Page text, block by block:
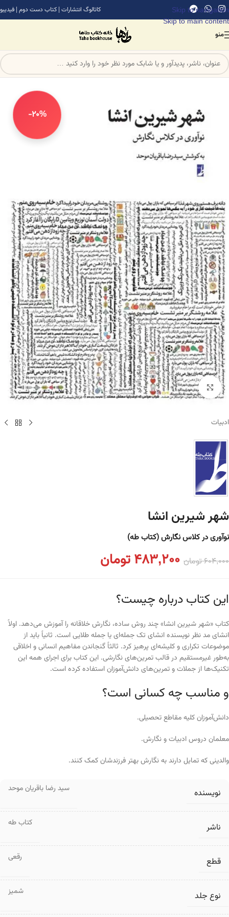
Skip to navigation
Skip to main content
کاتالوگ انتشارات | کتاب دست دوم | فیدیبو
منو
-20%
برای بزرگنمایی کلیک کنید
ادبیات
شهر شیرین انشا
نوآوری در کلاس نگارش (کتاب طه)
604,000تومان 483,200تومان
این کتاب درباره چیست؟
کتاب «شهر شیرین انشا» چند روش ساده، نگارش خلاقانه را آموزش می‌دهد. اولاً
انشای مد نظر نویسنده انشای تک جمله‌ای یا جمله طلایی است. ثانیاً باید از
موضوعات تکراری و کلیشه‌ای پرهیز کرد. ثالثاً گنجاندن مفاهیم انسانی و اخلاقی
به‌طور غیرمستقیم در قالب تمرین‌های نگارشی. این کتاب برای اجرای همه این
تکنیک‌ها از جملات و تمرین‌های دانش‌آموزان استفاده کرده است.
و مناسب چه کسانی است؟
دانش‌آموزان کلیه مقاطع تحصیلی.
معلمان دروس ادبیات و نگارش.
والدینی که تمایل دارند به نگارش بهتر فرزندشان کمک کنند.
نویسنده سید رضا باقریان موحد
ناشر کتاب طه
قطع رقعی
نوع جلد شمیز